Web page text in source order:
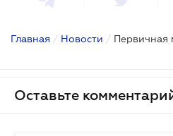
Главная / Новости / Первичная
Оставьте